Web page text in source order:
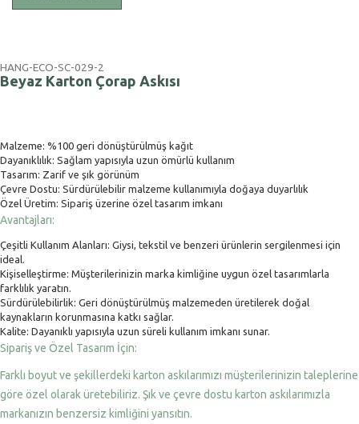
HANG-ECO-SC-029-2
Beyaz Karton Çorap Askısı
Malzeme: %100 geri dönüştürülmüş kağıt
Dayanıklılık: Sağlam yapısıyla uzun ömürlü kullanım
Tasarım: Zarif ve şık görünüm
Çevre Dostu: Sürdürülebilir malzeme kullanımıyla doğaya duyarlılık
Özel Üretim: Sipariş üzerine özel tasarım imkanı
Avantajları:
Çeşitli Kullanım Alanları: Giysi, tekstil ve benzeri ürünlerin sergilenmesi için
ideal.
Kişiselleştirme: Müşterilerinizin marka kimliğine uygun özel tasarımlarla
farklılık yaratın.
Sürdürülebilirlik: Geri dönüştürülmüş malzemeden üretilerek doğal
kaynakların korunmasına katkı sağlar.
Kalite: Dayanıklı yapısıyla uzun süreli kullanım imkanı sunar.
Sipariş ve Özel Tasarım İçin:
Farklı boyut ve şekillerdeki karton askılarımızı müşterilerinizin taleplerine
göre özel olarak üretebiliriz. Şık ve çevre dostu karton askılarımızla
markanızın benzersiz kimliğini yansıtın.